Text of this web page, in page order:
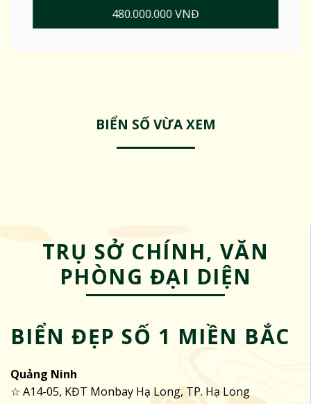
480.000.000 VNĐ
BIỂN SỐ VỪA XEM
TRỤ SỞ CHÍNH, VĂN
PHÒNG ĐẠI DIỆN
BIỂN ĐẸP SỐ 1 MIỀN BẮC
Quảng Ninh
☆ A14-05, KĐT Monbay Hạ Long, TP. Hạ Long